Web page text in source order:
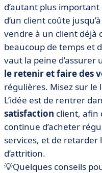
d’autant plus
d’un client coûte
vendre à un client déjà
beaucoup de temps et
vaut la peine d’assurer
le retenir et faire des
régulières. Misez sur le
L’idée est de rentrer
satisfaction client, afin
continue d’acheter
services, et de retarder
d’attrition.
💡Quelques conseils